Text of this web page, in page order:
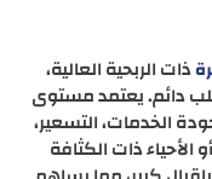
ذات الربحية العالية،
دائم. يعتمد مستوى
الخدمات، التسعير،
ذات الكثافة